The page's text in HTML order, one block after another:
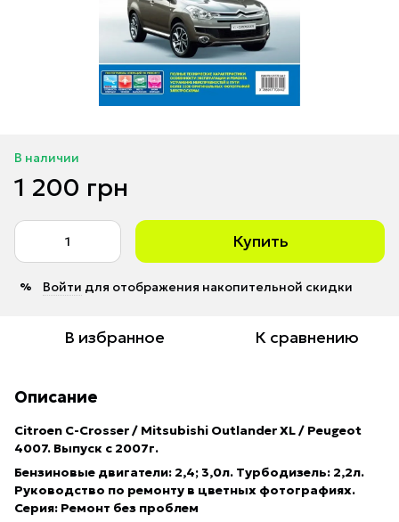
В наличии
1 200 грн
Купить
% Войти для отображения накопительной скидки
В избранное К сравнению
Описание
Citroen C-Crosser / Mitsubishi Outlander XL / Peugeot
4007. Выпуск с 2007г.
Бензиновые двигатели: 2,4; 3,0л. Турбодизель: 2,2л.
Руководство по ремонту в цветных фотографиях.
Серия: Ремонт без проблем